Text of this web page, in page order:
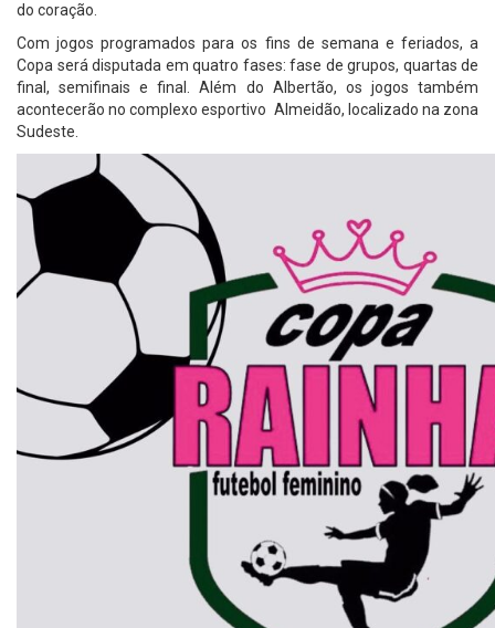
do coração.
Com jogos programados para os fins de semana e feriados, a
Copa será disputada em quatro fases: fase de grupos, quartas de
final, semifinais e final. Além do Albertão, os jogos também
acontecerão no complexo esportivo Almeidão, localizado na zona
Sudeste.